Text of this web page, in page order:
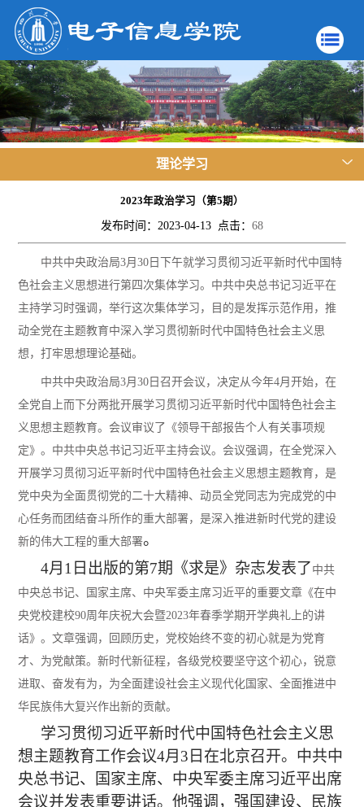
理论学习
2023年政治学习（第5期）
发布时间：2023-04-13 点击： 68
中共中央政治局3月30日下午就学习贯彻习近平新时代中国特
色社会主义思想进行第四次集体学习。中共中央总书记习近平在
主持学习时强调，举行这次集体学习，目的是发挥示范作用，推
动全党在主题教育中深入学习贯彻新时代中国特色社会主义思
想，打牢思想理论基础。
中共中央政治局3月30日召开会议，决定从今年4月开始，在
全党自上而下分两批开展学习贯彻习近平新时代中国特色社会主
义思想主题教育。会议审议了《领导干部报告个人有关事项规
定》。中共中央总书记习近平主持会议。会议强调，在全党深入
开展学习贯彻习近平新时代中国特色社会主义思想主题教育，是
党中央为全面贯彻党的二十大精神、动员全党同志为完成党的中
心任务而团结奋斗所作的重大部署，是深入推进新时代党的建设
新的伟大工程的重大部署。
4月1日出版的第7期《求是》杂志发表了 中共
中央总书记、国家主席、中央军委主席习近平的重要文章《在中
央党校建校90周年庆祝大会暨2023年春季学期开学典礼上的讲
话》。文章强调，回顾历史，党校始终不变的初心就是为党育
才、为党献策。新时代新征程，各级党校要坚守这个初心，锐意
进取、奋发有为，为全面建设社会主义现代化国家、全面推进中
华民族伟大复兴作出新的贡献。
学习贯彻习近平新时代中国特色社会主义思
想主题教育工作会议4月 3日在北京召开。中共中
央总书记、国家主席、中央军委主席习近平出席
会议并发表重要讲话。他强调，强国建设、民族